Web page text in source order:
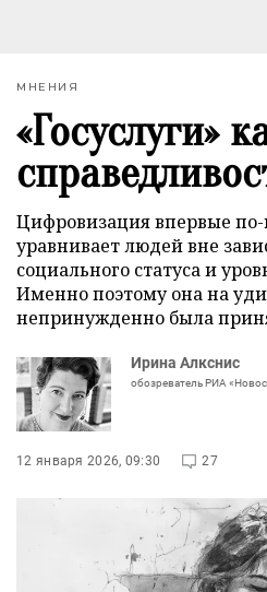
МНЕНИЯ
«Госуслуги»
Цифровизация впервые
уравнивает людей вне
социального статуса и
Именно поэтому она на
непринужденно была
Ирина Алкснис
обозреватель РИА
12 января 2026, 09:30 27